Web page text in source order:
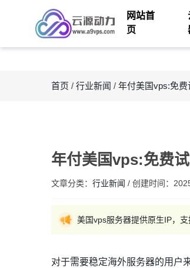
网站首
页
首页 / 行业新闻 / 年付美国vps:免
年付美国vps:免费
文章分类： 行业新闻 / 创建时间：
美国vps服务器提供原生IP，
对于需要稳定海外服务器的用户